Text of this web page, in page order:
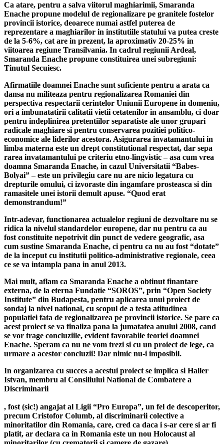
Ca atare, pentru a salva viitorul maghiarimii, Smaranda
Enache propune modelul de regionalizare pe granitele fostelor
provincii istorice, deoarece numai astfel puterea de
reprezentare a maghiarilor in institutiile statului va putea creste
de la 5-6%, cat are in prezent, la aproximativ 20-25% in
viitoarea regiune Transilvania. In cadrul regiunii Ardeal,
Smaranda Enache propune constituirea unei subregiuni:
Tinutul Secuiesc.
Afirmatiile doamnei Enache sunt suficiente pentru a arata ca
dansa nu militeaza pentru regionalizarea Romaniei din
perspectiva respectarii cerintelor Uniunii Europene in domeniu,
ori a imbunatatirii calitatii vietii cetatenilor in ansamblu, ci doar
pentru indeplinirea pretentiilor separatiste ale unor grupari
radicale maghiare si pentru conservarea pozitiei politico-
economice ale liderilor acestora. Asigurarea invatamantului in
limba materna este un drept constitutional respectat, dar sepa
rarea invatamantului pe criteriu etno-lingvistic – asa cum vrea
doamna Smaranda Enache, in cazul Universitatii “Babes-
Bolyai” – este un privilegiu care nu are nicio legatura cu
drepturile omului, ci izvoraste din ingamfare prosteasca si din
ramasitele unei istorii demult apuse. “Quod erat
demonstrandum!”
Intr-adevar, functionarea actualelor regiuni de dezvoltare nu se
ridica la nivelul standardelor europene, dar nu pentru ca au
fost constituite nepotrivit din punct de vedere geografic, asa
cum sustine Smaranda Enache, ci pentru ca nu au fost “dotate”
de la inceput cu institutii politico-administrative regionale, ceea
ce se va intampla pana in anul 2013.
Mai mult, aflam ca Smaranda Enache a obtinut finantare
externa, de la eterna Fundatie “SOROS”, prin “Open Society
Institute” din Budapesta, pentru aplicarea unui proiect de
sondaj la nivel national, cu scopul de a testa atitudinea
populatiei fata de regionalizarea pe provincii istorice. Se pare ca
acest proiect se va finaliza pana la jumatatea anului 2008, cand
se vor trage concluziile, evident favorabile teoriei doamnei
Enache. Speram ca nu ne vom trezi si cu un proiect de lege, ca
urmare a acestor concluzii! Dar nimic nu-i imposibil.
In organizarea cu succes a acestui proiect se implica si Haller
Istvan, membru al Consiliului National de Combatere a
Discriminarii
, fost (sic!) angajat al Ligii “Pro Europa”, un fel de descoperitor,
precum Cristofor Columb, al discriminarii colective a
minoritatilor din Romania, care, cred ca daca i s-ar cere si ar fi
platit, ar declara ca in Romania este un nou Holocaust al